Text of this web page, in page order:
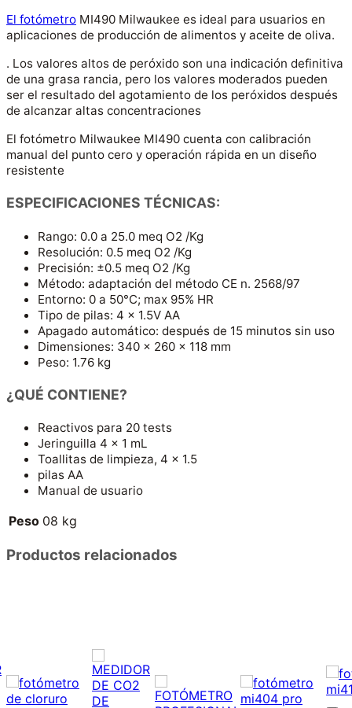
El fotómetro MI490 Milwaukee es ideal para usuarios en
aplicaciones de producción de alimentos y aceite de oliva.
. Los valores altos de peróxido son una indicación definitiva
de una grasa rancia, pero los valores moderados pueden
ser el resultado del agotamiento de los peróxidos después
de alcanzar altas concentraciones
El fotómetro Milwaukee MI490 cuenta con calibración
manual del punto cero y operación rápida en un diseño
resistente
ESPECIFICACIONES TÉCNICAS:
Rango: 0.0 a 25.0 meq O2 /Kg
Resolución: 0.5 meq O2 /Kg
Precisión: ±0.5 meq O2 /Kg
Método: adaptación del método CE n. 2568/97
Entorno: 0 a 50°C; max 95% HR
Tipo de pilas: 4 x 1.5V AA
Apagado automático: después de 15 minutos sin uso
Dimensiones: 340 x 260 x 118 mm
Peso: 1.76 kg
¿QUÉ CONTIENE?
Reactivos para 20 tests
Jeringuilla 4 x 1 mL
Toallitas de limpieza, 4 x 1.5
pilas AA
Manual de usuario
Peso 08 kg
Productos relacionados